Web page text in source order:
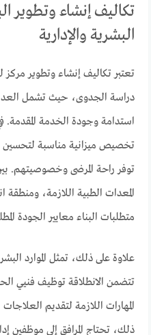
تكاليف إنشاء وتطوير
البشرية والإدارية
تعتبر تكاليف إنشاء وتطوير
دراسة الجدوى، حيث تشمل
استدامة وجودة الخدمة المقدمة.
تخصيص ميزانية مناسبة لتحسين
توفر راحة المرضى وخصوصيتهم.
المعدات الطبية اللازمة،
متطلبات البناء معايير الجودة
علاوة على ذلك، تمثل الموارد
تتضمن الانطلاقة توظيف فنيي
المهارات اللازمة لتقديم
ذلك، تحتاج المرافق إلى موظفين